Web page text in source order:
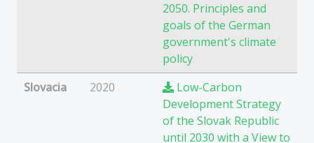
2050. Principles and
goals of the German
government's climate
policy
Slovacia
2020
Low-Carbon
Development Strategy
of the Slovak Republic
until 2030 with a View to